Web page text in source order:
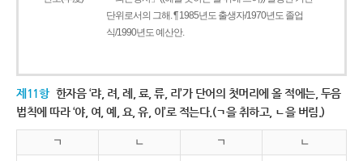
단위로서의 그해. ¶ 1985년도 출생자/1970년도 졸업
식/1990년도 예산안.
제11항 한자음 ‘랴, 려, 례, 료, 류, 리’가 단어의 첫머리에 올 적에는, 두음
법칙에 따라 ‘야, 여, 예, 요, 유, 이’로 적는다.(ㄱ을 취하고, ㄴ을 버림.)
ㄱ ㄴ ㄱ ㄴ